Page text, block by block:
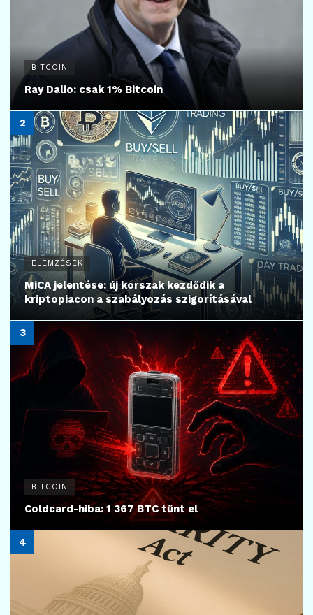
BITCOIN
Ray Dalio: csak 1% Bitcoin
ELEMZÉSEK
MiCA jelentése: új korszak kezdődik a
kriptopiacon a szabályozás szigorításával
BITCOIN
Coldcard-hiba: 1 367 BTC tűnt el